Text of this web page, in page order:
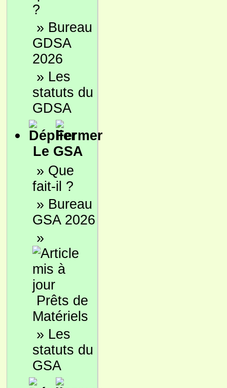
?
» Bureau
GDSA
2026
» Les
statuts du
GDSA
Le GSA
» Que
fait-il ?
» Bureau
GSA 2026
»
Prêts de
Matériels
» Les
statuts du
GSA